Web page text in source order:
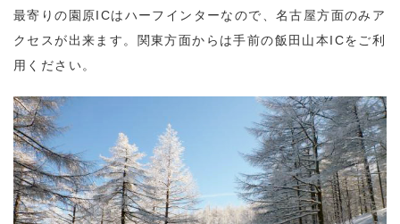
最寄りの園原ICはハーフインターなので、名古屋方面のみア
クセスが出来ます。関東方面からは手前の飯田山本ICをご利
用ください。